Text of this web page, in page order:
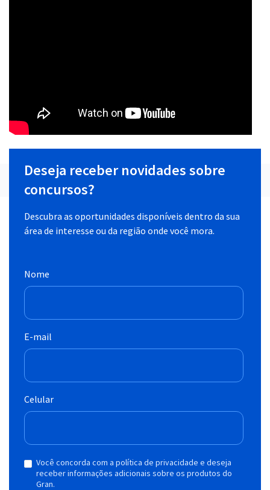
Deseja receber novidades sobre
concursos?
Descubra as oportunidades disponíveis dentro da sua
área de interesse ou da região onde você mora.
Nome
E-mail
Celular
Você concorda com a política de privacidade e deseja
receber informações adicionais sobre os produtos do
Gran.